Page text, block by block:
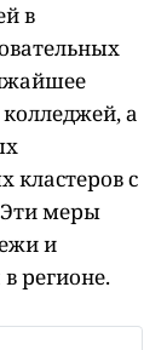
в
а
кластеров с
меры
и
регионе.